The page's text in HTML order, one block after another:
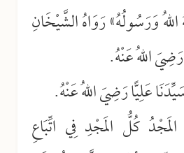
وَرَسُولُهُ» رَوَاهُ الشَّيْخَانِ
اللهُ عَنْهُ.
عَلِيًّا رَضِيَ اللهُ عَنْهُ.
المَجْدُ كُلُّ المَجْدِ فِي اتِّبَاعِ